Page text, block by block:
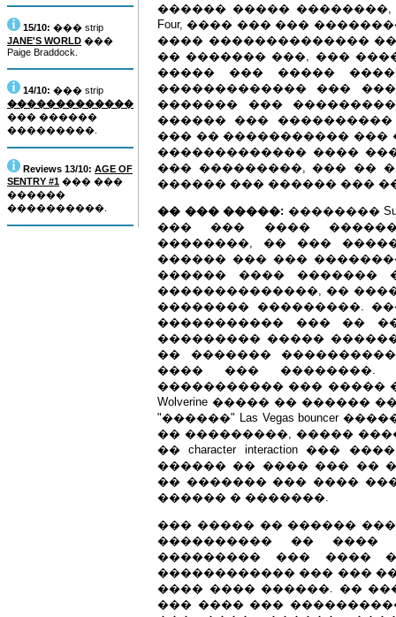
15/10: ��� strip
JANE'S WORLD ���
Paige Braddock.
14/10: ��� strip
�������������
��� ������
���������.
Reviews 13/10: AGE OF
SENTRY #1 ��� ���
������
����������.
������ ����� ��������,
Four, ���� ��� ���
���� ��������������
�� ������� ���, ���
����� ��� �����
������������� ���
������� ���
������ ���
��� �� ����������� ���
������������� ����
��� ���������, ��� ��
������ ��� ������ ���
�� ��� �����: ��������
��� ��� ����
��������, �� ���
������ ��� ���
������ ���� �������
��������������, ��
�������� ���������.
����������� ��� ��
��������� �����
�� �������
���� ��� ��������. O
����������� ��� �����
Wolverine ����� �� ������
"������" Las Vegas bouncer
�� ���������, �����
�� character interaction
������ �� ���� ��� ��
�� ������� ��� ����
������ � �������.
��� ����� �� ������
���������� �� ����
��������� ��� ����
������������ ��� ���
���� ���� ������. ��
��� ���� ���